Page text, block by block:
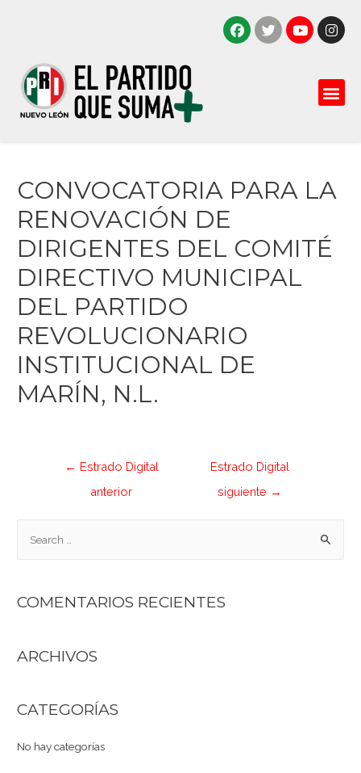
CONVOCATORIA PARA LA
RENOVACIÓN DE
DIRIGENTES DEL COMITÉ
DIRECTIVO MUNICIPAL
DEL PARTIDO
REVOLUCIONARIO
INSTITUCIONAL DE
MARÍN, N.L.
← Estrado Digital
anterior
Estrado Digital
siguiente →
COMENTARIOS RECIENTES
ARCHIVOS
CATEGORÍAS
No hay categorías